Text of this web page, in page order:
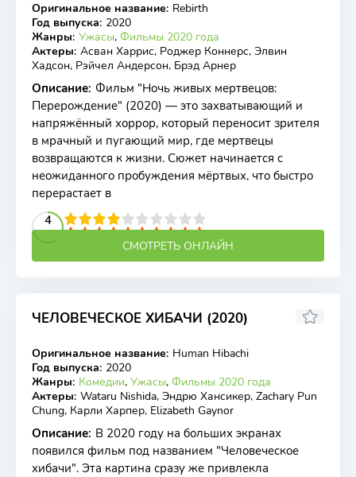
WEB-DL
Оригинальное название: Rebirth
Год выпуска: 2020
Жанры: Ужасы, Фильмы 2020 года
Актеры: Асван Харрис, Роджер Коннерс, Элвин
Хадсон, Рэйчел Андерсон, Брэд Арнер
Описание: Фильм "Ночь живых мертвецов:
Перерождение" (2020) — это захватывающий и
напряжённый хоррор, который переносит зрителя
в мрачный и пугающий мир, где мертвецы
возвращаются к жизни. Сюжет начинается с
неожиданного пробуждения мёртвых, что быстро
перерастает в
4
4 5 6 7 8 9 10
СМОТРЕТЬ ОНЛАЙН
ЧЕЛОВЕЧЕСКОЕ ХИБАЧИ (2020)
WEB-DL
3
Оригинальное название: Human Hibachi
Год выпуска: 2020
Жанры: Комедии, Ужасы, Фильмы 2020 года
Актеры: Wataru Nishida, Эндрю Хансикер, Zachary Pun
Chung, Карли Харпер, Elizabeth Gaynor
Описание: В 2020 году на больших экранах
появился фильм под названием "Человеческое
хибачи". Эта картина сразу же привлекла